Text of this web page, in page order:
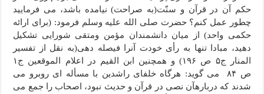
حکم آن در قرآن و سنّت(به صراحت) نیامده باشد، می فرمایید
چطور عمل کنم؟ حضرت صلی الله علیه وسلم فرمود: (برای ارائه
حکمی واحد) از میان دانشمندان مؤمن ومتقی شورایی تشکیل
دهید، مبادا تنها به رأی خودت آنرا فیصله دهی(به نقل از تفسیر
المنار ج۵ ص ۱۹۶) و همچنین ابن القیم در اعلام الموقعین ج۱
ص ۸۴
می گوید: هرگاه خلفای راشدین با مسأله ای روبرو می
شدند که دربارهآن نصی در قرآن و حدیث نبود، اصحاب را جمع می